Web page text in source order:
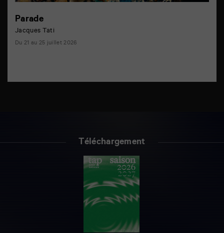
Parade
Jacques Tati
Du 21 au 25 juillet 2026
Téléchargement